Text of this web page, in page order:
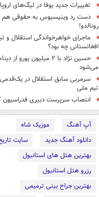
تغییرات جدید یوفا در لیگ‌های
دست رد وینیسیوس به حقوقی
رونالدو!
ماجرای خواهرخواندگی استقلال و
افغانستانی چه بود؟
حسین نژاد با ۲ میلیون یورو از
می‌شود
سرمربی سابق استقلال در
تیم ملی
انتصاب سرپرست دبیری
آپ آهنگ
موزیک شاه
دانلود آهنگ جدید
سایت
بهترین هتل های استانبول
رزرو هتل استانبول
بهترین جراح بینی ترمیمی